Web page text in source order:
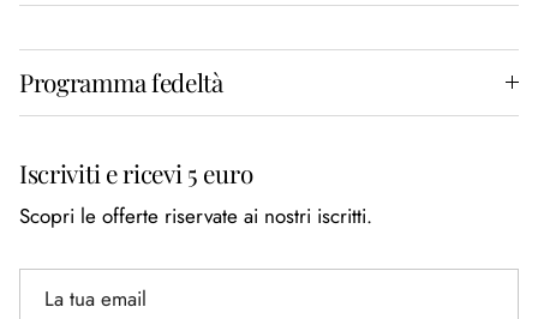
Programma fedeltà
Iscriviti e ricevi 5 euro
Scopri le offerte riservate ai nostri iscritti.